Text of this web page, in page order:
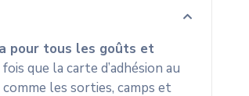
pour tous les goûts et
que la carte d’adhésion au
les sorties, camps et